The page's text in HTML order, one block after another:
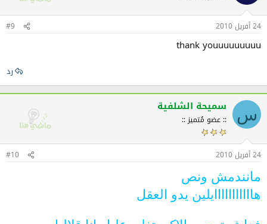
24 أفريل 2010 #9
thank youuuuuuuuu
رد
س سميحة الشلفية
:: عضو مُتميز ::
24 أفريل 2010 #10
مانندمش ونص
هااااااااااايلين يدو العقل